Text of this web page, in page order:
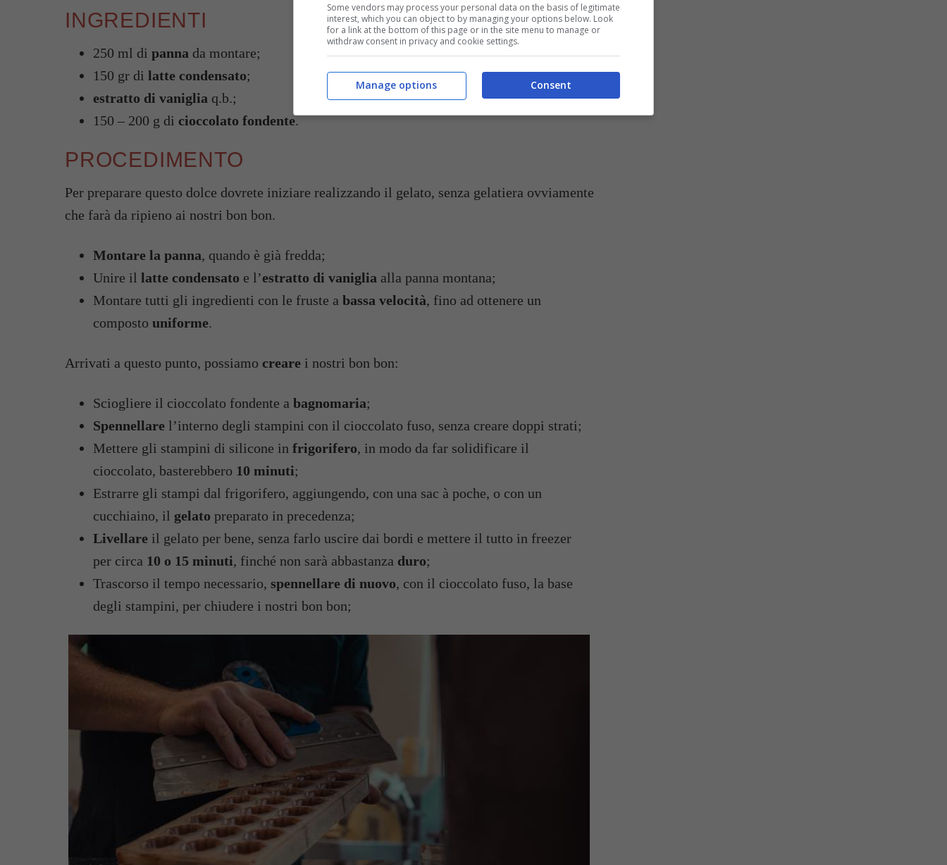
INGREDIENTI
250 ml di panna da montare;
150 gr di latte condensato;
estratto di vaniglia q.b.;
150 – 200 g di cioccolato fondente.
PROCEDIMENTO
Per preparare questo dolce dovrete iniziare realizzando il gelato, senza gelatiera ovviamente
che farà da ripieno ai nostri bon bon.
Montare la panna, quando è già fredda;
Unire il latte condensato e l’estratto di vaniglia alla panna montana;
Montare tutti gli ingredienti con le fruste a bassa velocità, fino ad ottenere un
composto uniforme.
Arrivati a questo punto, possiamo creare i nostri bon bon:
Sciogliere il cioccolato fondente a bagnomaria;
Spennellare l’interno degli stampini con il cioccolato fuso, senza creare doppi strati;
Mettere gli stampini di silicone in frigorifero, in modo da far solidificare il
cioccolato, basterebbero 10 minuti;
Estrarre gli stampi dal frigorifero, aggiungendo, con una sac à poche, o con un
cucchiaino, il gelato preparato in precedenza;
Livellare il gelato per bene, senza farlo uscire dai bordi e mettere il tutto in freezer
per circa 10 o 15 minuti, finché non sarà abbastanza duro;
Trascorso il tempo necessario, spennellare di nuovo, con il cioccolato fuso, la base
degli stampini, per chiudere i nostri bon bon;
Some vendors may process your personal data on the basis of legitimate
interest, which you can object to by managing your options below. Look
for a link at the bottom of this page or in the site menu to manage or
withdraw consent in privacy and cookie settings.
Consent
Manage options